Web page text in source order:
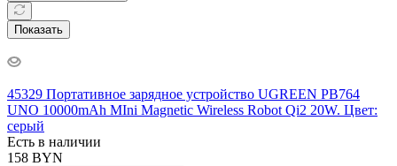
Показать
45329 Портативное зарядное устройство UGREEN PB764
UNO 10000mAh MIni Magnetic Wireless Robot Qi2 20W. Цвет:
серый
Есть в наличии
158 BYN